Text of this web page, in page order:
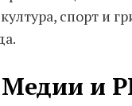
спорт и
и